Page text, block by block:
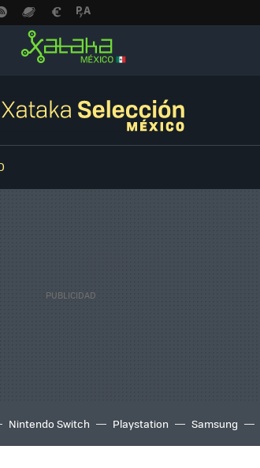
Nintendo Switch Playstation Samsung